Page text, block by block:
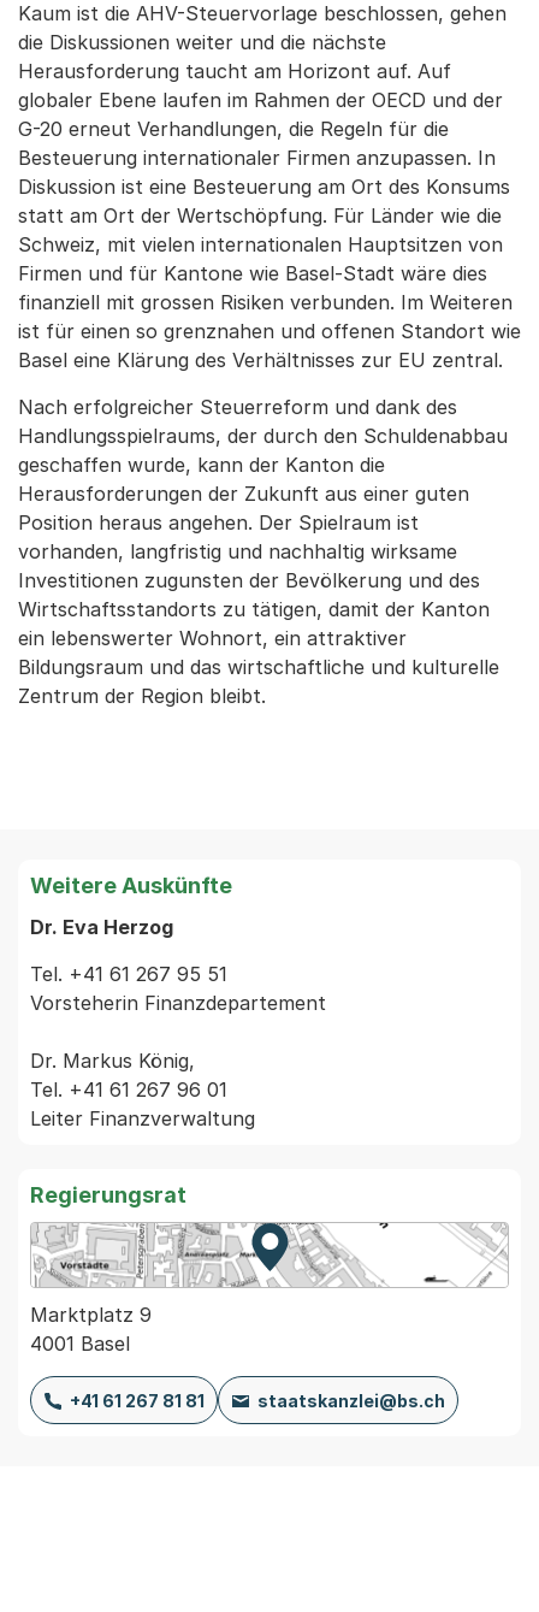
Kaum ist die AHV-Steuervorlage beschlossen, gehen
die Diskussionen weiter und die nächste
Herausforderung taucht am Horizont auf. Auf
globaler Ebene laufen im Rahmen der OECD und der
G-20 erneut Verhandlungen, die Regeln für die
Besteuerung internationaler Firmen anzupassen. In
Diskussion ist eine Besteuerung am Ort des Konsums
statt am Ort der Wertschöpfung. Für Länder wie die
Schweiz, mit vielen internationalen Hauptsitzen von
Firmen und für Kantone wie Basel-Stadt wäre dies
finanziell mit grossen Risiken verbunden. Im Weiteren
ist für einen so grenznahen und offenen Standort wie
Basel eine Klärung des Verhältnisses zur EU zentral.
Nach erfolgreicher Steuerreform und dank des
Handlungsspielraums, der durch den Schuldenabbau
geschaffen wurde, kann der Kanton die
Herausforderungen der Zukunft aus einer guten
Position heraus angehen. Der Spielraum ist
vorhanden, langfristig und nachhaltig wirksame
Investitionen zugunsten der Bevölkerung und des
Wirtschaftsstandorts zu tätigen, damit der Kanton
ein lebenswerter Wohnort, ein attraktiver
Bildungsraum und das wirtschaftliche und kulturelle
Zentrum der Region bleibt.
Weitere Auskünfte
Dr. Eva Herzog
Tel. +41 61 267 95 51
Vorsteherin Finanzdepartement
Dr. Markus König,
Tel. +41 61 267 96 01
Regierungsrat
Zur Karte von MapBS.
Externer Link, wird in einem
Marktplatz 9
4001 Basel
+41 61 267 81 81 staatskanzlei@bs.ch